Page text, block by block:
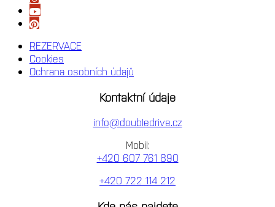
REZERVACE
Cookies
Ochrana osobních údajů
Kontaktní údaje
info@doubledrive.cz
Mobil:
+420 607 761 890
+420 722 114 212